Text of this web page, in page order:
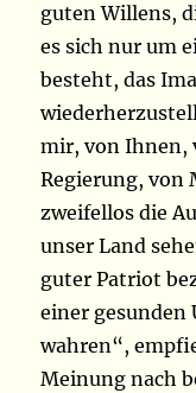
guten Willens,
es sich nur um
besteht, das
mir, von Ihnen,
Regierung, von
zweifellos die
unser Land
guter Patriot
einer gesunden
wahren“,
Meinung nach